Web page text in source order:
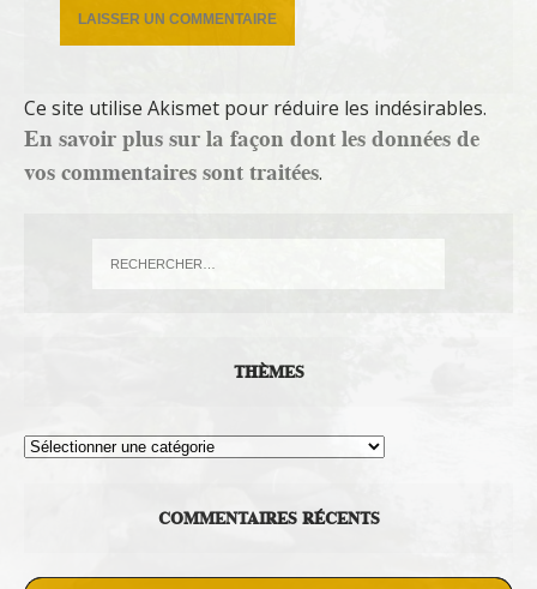
Ce site utilise Akismet pour réduire les indésirables.
En savoir plus sur la façon dont les données de
vos commentaires sont traitées.
THÈMES
Thèmes
COMMENTAIRES RÉCENTS